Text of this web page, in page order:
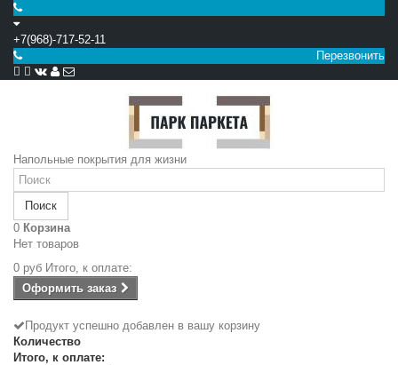
+7(968)-717-52-11
Перезвонить
 
Напольные покрытия для жизни
Поиск
0 Корзина
Нет товаров
0 руб Итого, к оплате:
Оформить заказ
Продукт успешно добавлен в вашу корзину
Количество
Итого, к оплате: